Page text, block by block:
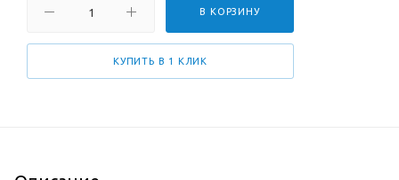
В КОРЗИНУ
КУПИТЬ В 1 КЛИК